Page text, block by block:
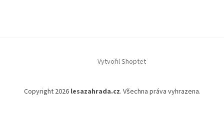
Vytvořil Shoptet
Copyright 2026 lesazahrada.cz. Všechna práva vyhrazena.